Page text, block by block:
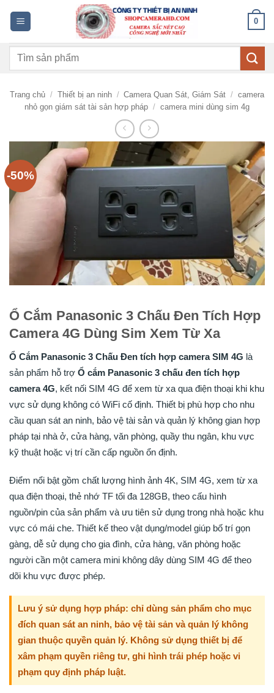
dung
0
Tìm
Trang chủ / Thiết bị an ninh / Camera Quan Sát, Giám Sát / camera
nhỏ gọn giám sát tài sản hợp pháp / camera mini dùng sim 4g
-50%
Ổ Cắm Panasonic 3 Chấu Đen Tích Hợp
Camera 4G Dùng Sim Xem Từ Xa
Ổ Cắm Panasonic 3 Chấu Đen tích hợp camera SIM 4G là
sản phẩm hỗ trợ Ổ cắm Panasonic 3 chấu đen tích hợp
camera 4G, kết nối SIM 4G để xem từ xa qua điện thoại khi khu
vực sử dụng không có WiFi cố định. Thiết bị phù hợp cho nhu
cầu quan sát an ninh, bảo vệ tài sản và quản lý không gian hợp
pháp tại nhà ở, cửa hàng, văn phòng, quầy thu ngân, khu vực
kỹ thuật hoặc vị trí cần cấp nguồn ổn định.
Điểm nổi bật gồm chất lượng hình ảnh 4K, SIM 4G, xem từ xa
qua điện thoại, thẻ nhớ TF tối đa 128GB, theo cấu hình
nguồn/pin của sản phẩm và ưu tiên sử dụng trong nhà hoặc khu
vực có mái che. Thiết kế theo vật dụng/model giúp bố trí gọn
gàng, dễ sử dụng cho gia đình, cửa hàng, văn phòng hoặc
người cần một camera mini không dây dùng SIM 4G để theo
dõi khu vực được phép.
Lưu ý sử dụng hợp pháp: chỉ dùng sản phẩm cho mục
đích quan sát an ninh, bảo vệ tài sản và quản lý không
gian thuộc quyền quản lý. Không sử dụng thiết bị để
xâm phạm quyền riêng tư, ghi hình trái phép hoặc vi
phạm quy định pháp luật.